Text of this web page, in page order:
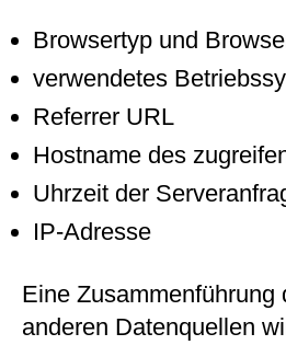
Browsertyp und
verwendetes
Referrer URL
Hostname des
Uhrzeit der
IP-Adresse
Eine Zusammenführung
anderen Datenquellen